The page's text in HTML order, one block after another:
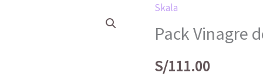
Skala
Pack Vinagre
S/111.00